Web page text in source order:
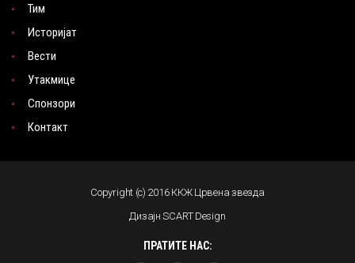
Тим
Историјат
Вести
Утакмице
Спонзори
Контакт
Copyright (c) 2016 ККЖ Црвена звезда
Дизајн SCART Design
ПРАТИТЕ НАС: